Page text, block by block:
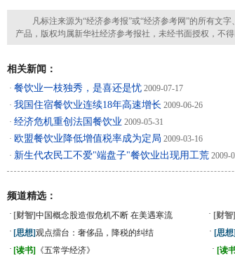
凡标注来源为“经济参考报”或“经济参考网”的所有文字
产品，版权均属新华社经济参考报社，未经书面授权，不得
相关新闻：
· 餐饮业一枝独秀，是喜还是忧 2009-07-17
· 我国住宿餐饮业连续18年高速增长 2009-06-26
· 经济危机重创法国餐饮业 2009-05-31
· 欧盟餐饮业降低增值税率成为定局 2009-03-16
· 新生代农民工不爱"端盘子"餐饮业出现用工荒 2009-
频道精选：
· [财智]中国概念股造假危机不断 在美遇寒流 · [财智]
· [思想]观点擂台：奢侈品，降税的纠结 · [思想]
· [读书] 《五常学经济》 · [读